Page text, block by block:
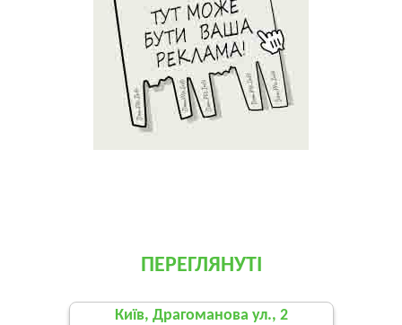
ПЕРЕГЛЯНУТІ
Київ, Драгоманова ул., 2